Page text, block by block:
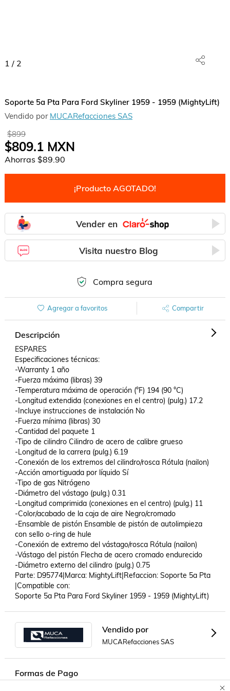
1 / 2
Soporte 5a Pta Para Ford Skyliner 1959 - 1959 (MightyLift)
Vendido por MUCARefacciones SAS
$899
$809.1MXN
Ahorras $89.90
¡Producto AGOTADO!
Vender en
Visita nuestro Blog
Compra segura
Agregar a favoritos Compartir
Descripción
ESPARES
Especificaciones técnicas:
-Warranty 1 año
-Fuerza máxima (libras) 39
-Temperatura máxima de operación (°F) 194 (90 °C)
-Longitud extendida (conexiones en el centro) (pulg.) 17.2
-Incluye instrucciones de instalación No
-Fuerza mínima (libras) 30
-Cantidad del paquete 1
-Tipo de cilindro Cilindro de acero de calibre grueso
-Longitud de la carrera (pulg.) 6.19
-Conexión de los extremos del cilindro/rosca Rótula (nailon)
-Acción amortiguada por líquido Sí
-Tipo de gas Nitrógeno
-Diámetro del vástago (pulg.) 0.31
-Longitud comprimida (conexiones en el centro) (pulg.) 11
-Color/acabado de la caja de aire Negro/cromado
-Ensamble de pistón Ensamble de pistón de autolimpieza
con sello o-ring de hule
-Conexión de extremo del vástago/rosca Rótula (nailon)
-Vástago del pistón Flecha de acero cromado endurecido
-Diámetro externo del cilindro (pulg.) 0.75
Parte: D95774|Marca: MightyLift|Refaccion: Soporte 5a Pta
|Compatible con:
Soporte 5a Pta Para Ford Skyliner 1959 - 1959 (MightyLift)
Vendido por
MUCARefacciones SAS
Formas de Pago